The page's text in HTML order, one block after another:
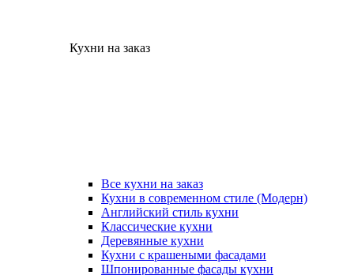
Кухни на заказ
Все кухни на заказ
Кухни в современном стиле (Модерн)
Английский стиль кухни
Классические кухни
Деревянные кухни
Кухни с крашеными фасадами
Шпонированные фасады кухни